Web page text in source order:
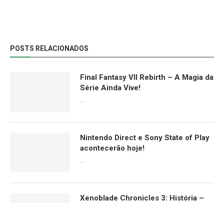
POSTS RELACIONADOS
Final Fantasy VII Rebirth – A Magia da
Série Ainda Vive!
Nintendo Direct e Sony State of Play
acontecerão hoje!
Xenoblade Chronicles 3: História –